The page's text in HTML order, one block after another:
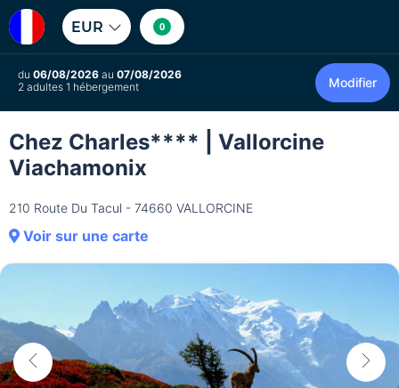
EUR 0
du 06/08/2026 au 07/08/2026
2 adultes 1 hébergement
Modifier
Chez Charles**** | Vallorcine
Viachamonix
210 Route Du Tacul - 74660 VALLORCINE
Voir sur une carte